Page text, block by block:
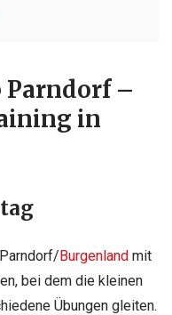
Parndorf –
in
Burgenland mit
bei dem die kleinen
Übungen gleiten.